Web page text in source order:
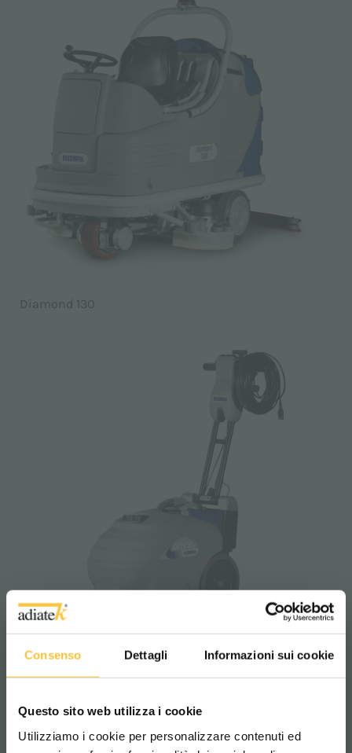
Consenso Dettagli Informazioni sui cookie
Questo sito web utilizza i cookie
Utilizziamo i cookie per personalizzare contenuti ed
Diamond 130